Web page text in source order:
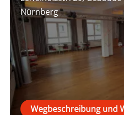
Nürnberg
Wegbeschreibung und